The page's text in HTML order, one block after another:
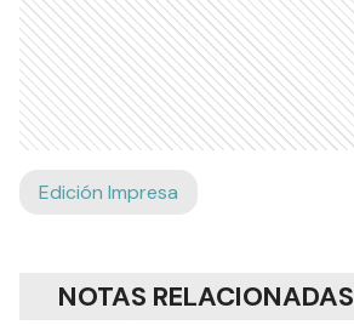
Edición Impresa
NOTAS RELACIONADAS